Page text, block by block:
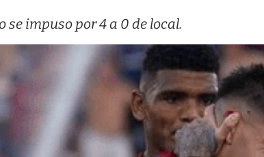
se impuso por 4 a 0 de local.